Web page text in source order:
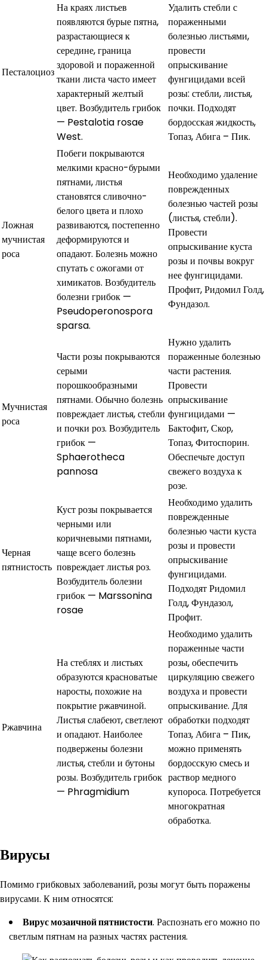
Песталоциоз
На краях листьев
появляются бурые пятна,
разрастающиеся к
середине, граница
здоровой и пораженной
ткани листа часто имеет
характерный желтый
цвет. Возбудитель грибок
— Pestalotia rosae
West.
Удалить стебли с
пораженными
болезнью листьями,
провести
опрыскивание
фунгицидами всей
розы: стебли, листья,
почки. Подходят
бордосская жидкость,
Топаз, Абига – Пик.
Ложная
мучнистая
роса
Побеги покрываются
мелкими красно-бурыми
пятнами, листья
становятся сливочно-
белого цвета и плохо
развиваются, постепенно
деформируются и
опадают. Болезнь можно
спутать с ожогами от
химикатов. Возбудитель
болезни грибок —
Pseudoperonospora
sparsa.
Необходимо удаление
поврежденных
болезнью частей розы
(листья, стебли).
Провести
опрыскивание куста
розы и почвы вокруг
нее фунгицидами.
Профит, Ридомил Голд,
Фундазол.
Мучнистая
роса
Части розы покрываются
серыми
порошкообразными
пятнами. Обычно болезнь
повреждает листья, стебли
и почки роз. Возбудитель
грибок —
Sphaerotheca
pannosa
Нужно удалить
пораженные болезнью
части растения.
Провести
опрыскивание
фунгицидами —
Бактофит, Скор,
Топаз, Фитоспорин.
Обеспечьте доступ
свежего воздуха к
розе.
Черная
пятнистость
Куст розы покрывается
черными или
коричневыми пятнами,
чаще всего болезнь
повреждает листья роз.
Возбудитель болезни
грибок — Marssonina
rosae
Необходимо удалить
поврежденные
болезнью части куста
розы и провести
опрыскивание
фунгицидами.
Подходят Ридомил
Голд, Фундазол,
Профит.
Ржавчина
На стеблях и листьях
образуются красноватые
наросты, похожие на
покрытие ржавчиной.
Листья слабеют, светлеют
и опадают. Наиболее
подвержены болезни
листья, стебли и бутоны
розы. Возбудитель грибок
— Phragmidium
Необходимо удалить
пораженные части
розы, обеспечить
циркуляцию свежего
воздуха и провести
опрыскивание. Для
обработки подходят
Топаз, Абига – Пик,
можно применять
бордосскую смесь и
раствор медного
купороса. Потребуется
многократная
обработка.
Вирусы
Помимо грибковых заболеваний, розы могут быть поражены
вирусами. К ним относятся:
Вирус мозаичной пятнистости. Распознать его можно по
светлым пятнам на разных частях растения.